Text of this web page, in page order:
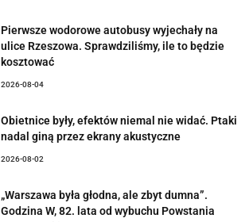
Pierwsze wodorowe autobusy wyjechały na
ulice Rzeszowa. Sprawdziliśmy, ile to będzie
kosztować
2026-08-04
Obietnice były, efektów niemal nie widać. Ptaki
nadal giną przez ekrany akustyczne
2026-08-02
„Warszawa była głodna, ale zbyt dumna”.
Godzina W, 82. lata od wybuchu Powstania